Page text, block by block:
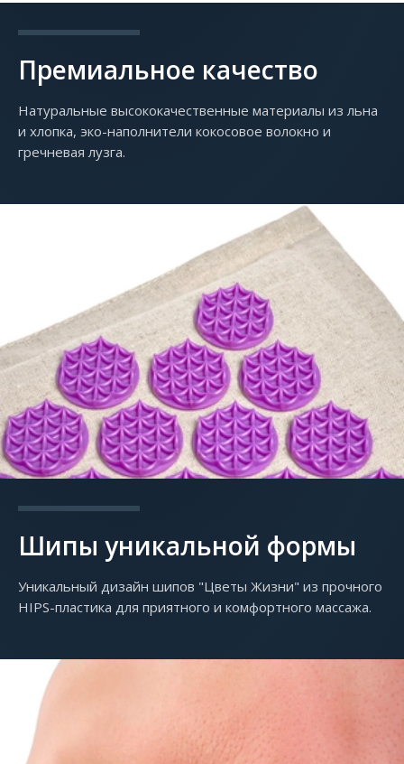
Премиальное качество
Натуральные высококачественные материалы из льна
и хлопка, эко-наполнители кокосовое волокно и
гречневая лузга.
Шипы уникальной формы
Уникальный дизайн шипов "Цветы Жизни" из прочного
HIPS-пластика для приятного и комфортного массажа.